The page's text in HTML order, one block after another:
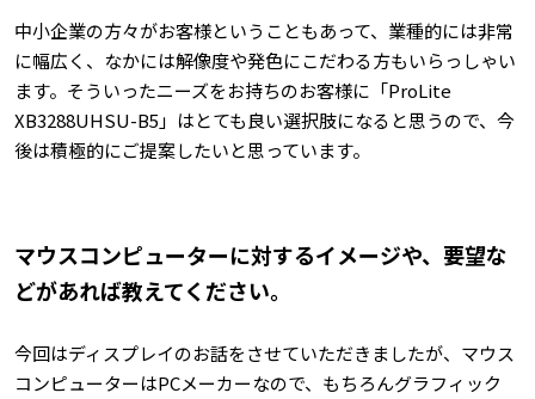
中小企業の方々がお客様ということもあって、業種的には非常
に幅広く、なかには解像度や発色にこだわる方もいらっしゃい
ます。そういったニーズをお持ちのお客様に「ProLite
XB3288UHSU-B5」はとても良い選択肢になると思うので、今
後は積極的にご提案したいと思っています。
マウスコンピューターに対するイメージや、要望な
どがあれば教えてください。
今回はディスプレイのお話をさせていただきましたが、マウス
コンピューターはPCメーカーなので、もちろんグラフィック